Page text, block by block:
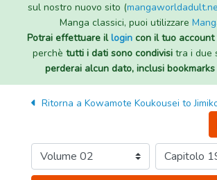
sul nostro nuovo sito (
Manga classici, puoi utilizzare
Potrai effettuare illogincon il tuo account
perchè tutti i dati sono condivisi tra i due
perderai alcun dato, inclusi
Ritorna a Kowamote Koukousei to